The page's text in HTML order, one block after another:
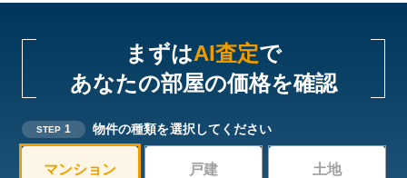
まずはAI査定で
あなたの部屋の価格を確認
STEP 1 物件の種類を選択してください
マンション 戸建 土地